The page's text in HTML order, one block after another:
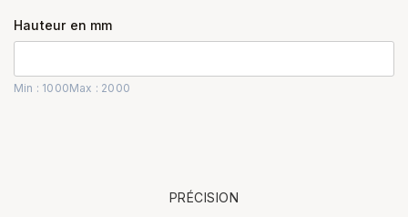
Hauteur en mm
Min : 1000Max : 2000
PRÉCISION